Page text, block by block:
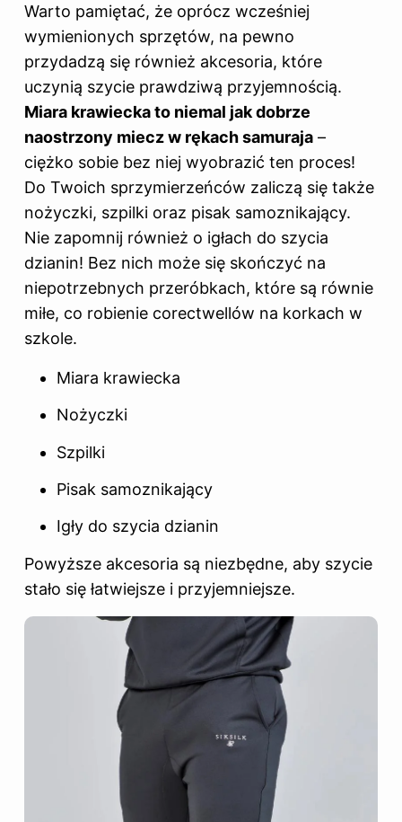
Warto pamiętać, że oprócz wcześniej
wymienionych sprzętów, na pewno
przydadzą się również akcesoria, które
uczynią szycie prawdziwą przyjemnością.
Miara krawiecka to niemal jak dobrze
naostrzony miecz w rękach samuraja –
ciężko sobie bez niej wyobrazić ten proces!
Do Twoich sprzymierzeńców zaliczą się także
nożyczki, szpilki oraz pisak samoznikający.
Nie zapomnij również o igłach do szycia
dzianin! Bez nich może się skończyć na
niepotrzebnych przeróbkach, które są równie
miłe, co robienie corectwellów na korkach w
szkole.
Miara krawiecka
Nożyczki
Szpilki
Pisak samoznikający
Igły do szycia dzianin
Powyższe akcesoria są niezbędne, aby szycie
stało się łatwiejsze i przyjemniejsze.